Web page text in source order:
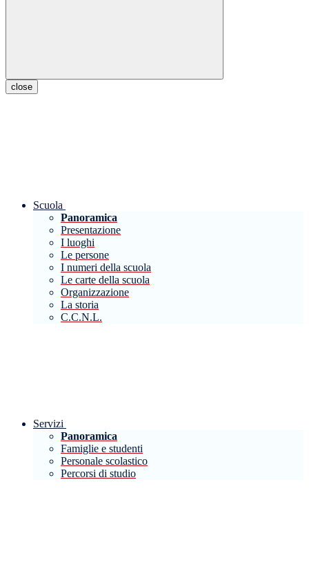
close
Scuola
Panoramica
Presentazione
I luoghi
Le persone
I numeri della scuola
Le carte della scuola
Organizzazione
La storia
C.C.N.L.
Servizi
Panoramica
Famiglie e studenti
Personale scolastico
Percorsi di studio